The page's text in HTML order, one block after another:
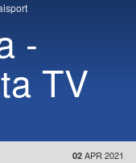
-
TV
02 APR 2021